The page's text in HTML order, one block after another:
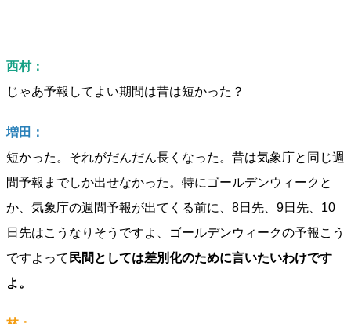
西村：
じゃあ予報してよい期間は昔は短かった？
増田：
短かった。それがだんだん長くなった。昔は気象庁と同じ週
間予報までしか出せなかった。特にゴールデンウィークと
か、気象庁の週間予報が出てくる前に、8日先、9日先、10
日先はこうなりそうですよ、ゴールデンウィークの予報こう
ですよって 民間としては差別化のために言いたいわけです
よ。